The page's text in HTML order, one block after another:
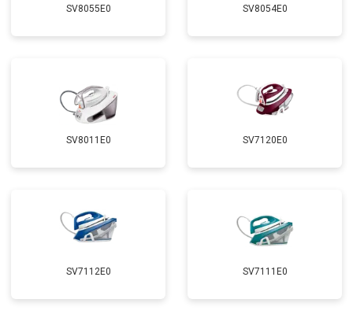
SV8055E0 SV8054E0
SV8011E0 SV7120E0
SV7112E0 SV7111E0